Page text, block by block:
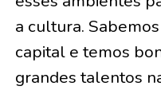
a cultura.
capital e temos
grandes talentos